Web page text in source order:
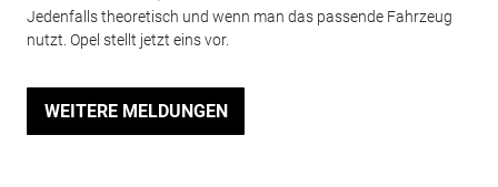
Jedenfalls theoretisch und wenn man das passende Fahrzeug
nutzt. Opel stellt jetzt eins vor.
WEITERE MELDUNGEN